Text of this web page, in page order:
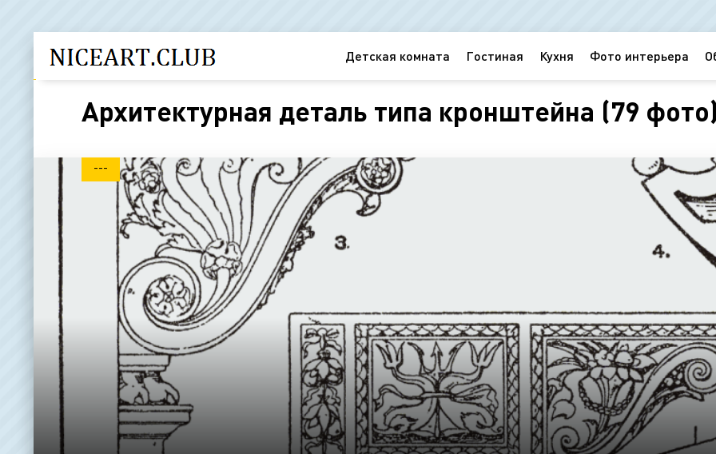
Детская комната Гостиная Кухня Фото интерьера
Архитектурная деталь типа кронштейна (79
---